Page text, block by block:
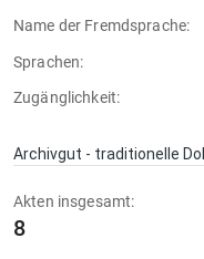
Name der Fremdsprache:
Sprachen:
Zugänglichkeit:
Archivgut - traditionelle
Akten insgesamt:
8